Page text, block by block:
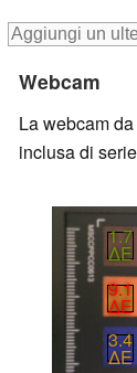
Webcam
La webcam
inclusa di
1.7
∆E
9.1
∆E
3.4
∆E